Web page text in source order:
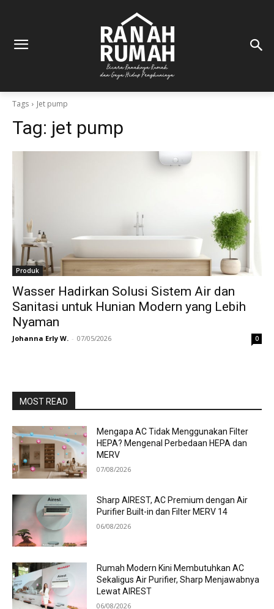
Tags Jet pump
Tag: jet pump
Produk
Wasser Hadirkan Solusi Sistem Air dan
Sanitasi untuk Hunian Modern yang Lebih
Nyaman
Johanna Erly W. - 07/05/2026 0
MOST READ
Mengapa AC Tidak Menggunakan Filter
HEPA? Mengenal Perbedaan HEPA dan
MERV
07/08/2026
Sharp AIREST, AC Premium dengan Air
Purifier Built-in dan Filter MERV 14
06/08/2026
Rumah Modern Kini Membutuhkan AC
Sekaligus Air Purifier, Sharp Menjawabnya
Lewat AIREST
06/08/2026